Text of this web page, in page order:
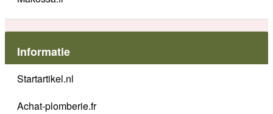
Informatie
Startartikel.nl
Achat-plomberie.fr